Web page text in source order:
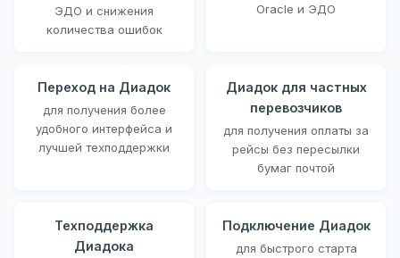
ЭДО и снижения
количества ошибок
Oracle и ЭДО
Переход на Диадок
для получения более
удобного интерфейса и
лучшей техподдержки
Диадок для частных
перевозчиков
для получения оплаты за
рейсы без пересылки
бумаг почтой
Техподдержка
Диадока
Подключение Диадок
для быстрого старта